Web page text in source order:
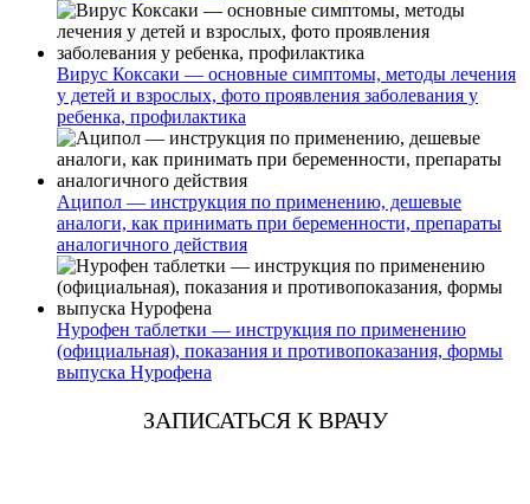
Вирус Коксаки — основные симптомы, методы лечения
у детей и взрослых, фото проявления заболевания у
ребенка, профилактика
Аципол — инструкция по применению, дешевые
аналоги, как принимать при беременности, препараты
аналогичного действия
Нурофен таблетки — инструкция по применению
(официальная), показания и противопоказания, формы
выпуска Нурофена
ЗАПИСАТЬСЯ К ВРАЧУ